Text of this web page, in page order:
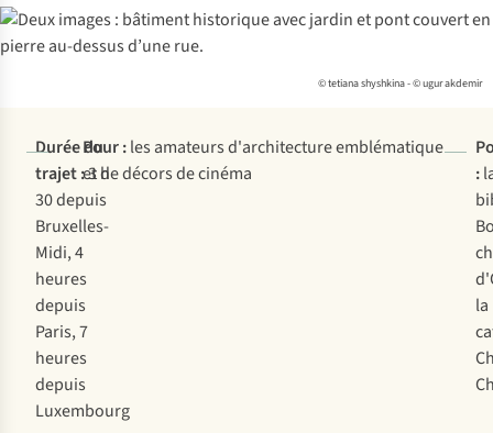
© tetiana shyshkina - © ugur akdemir
Durée du
trajet :3 h
30 depuis
Bruxelles-
Midi, 4
heures
depuis
Paris, 7
heures
depuis
Luxembourg
Pour :les amateurs d'architecture emblématique
et de décors de cinéma
:
la